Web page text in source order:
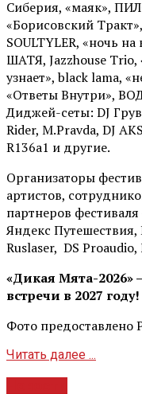
Сиберия, «маяк»,
«Борисовский
SOULTYLER, «ночь
ШАТЯ, Jazzhouse
узнает», black lama,
«Ответы Внутри»,
Диджей-сеты: DJ
Rider, М.Pravda, DJ
R136a1 и другие.
Организаторы
артистов,
партнеров
Яндекс
Ruslaser, DS
«Дикая Мята-2026»
встречи в 2027 году!
Фото предоставлено
Читать далее ...